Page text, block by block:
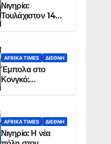
Νιγηρία:
Τουλάχιστον 14
νεκροί από
στην Οτούκπο
AFRIKA TIMES ΔΙΕΘΝΉ
Έμπολα στο
Κονγκό:
Ξεπέρασαν τους
AFRIKA TIMES ΔΙΕΘΝΉ
Νιγηρία: Η νέα